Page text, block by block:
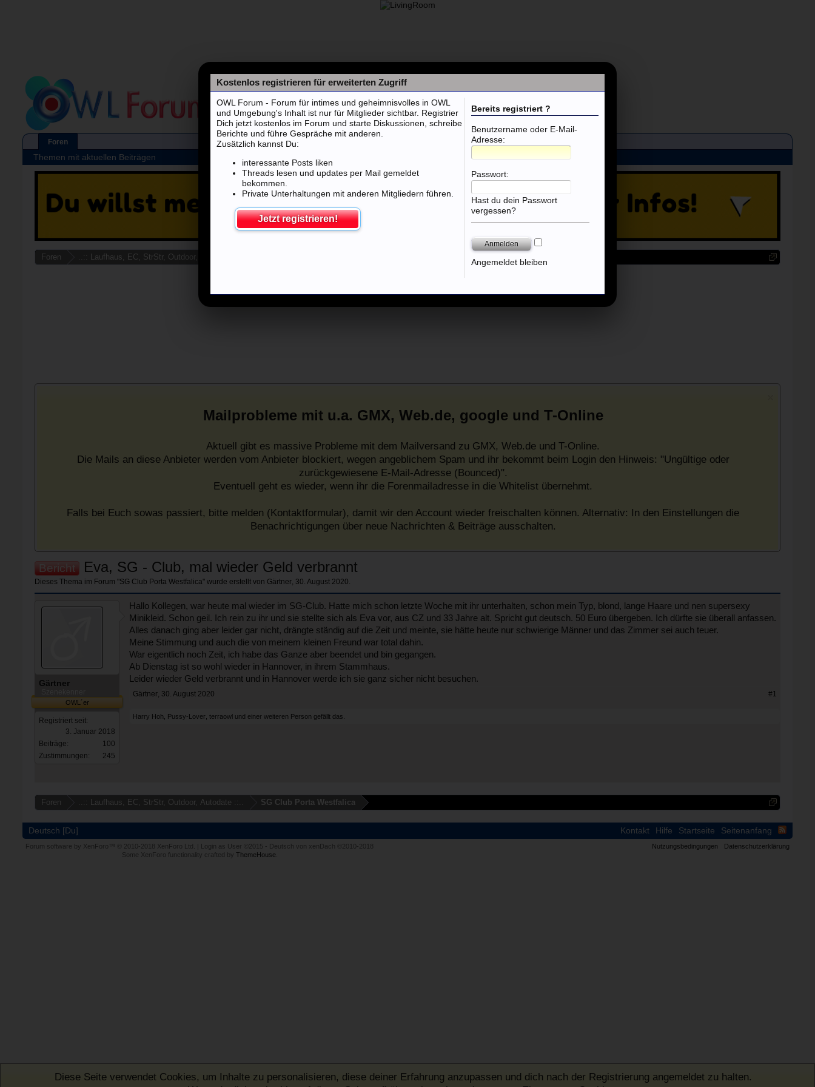
Foren ..:: Laufhaus, EC, StrStr, Outdoor, Autodate ::..
Mailprobleme mit u.a. GMX, Web.de, google und T-Online
Aktuell gibt es massive Probleme mit dem Mailversand zu GMX, Web.de und T-Online.
Die Mails an diese Anbieter werden vom Anbieter blockiert, wegen angeblichem Spam und ihr bekommt beim Login den Hinweis: "Ungültige oder
zurückgewiesene E-Mail-Adresse (Bounced)".
Eventuell geht es wieder, wenn ihr die Forenmailadresse in die Whitelist übernehmt.
Falls bei Euch sowas passiert, bitte melden (Kontaktformular), damit wir den Account wieder freischalten können. Alternativ: In den Einstellungen die
Benachrichtigungen über neue Nachrichten & Beiträge ausschalten.
Bericht Eva, SG - Club, mal wieder Geld verbrannt
Dieses Thema im Forum "SG Club Porta Westfalica" wurde erstellt von Gärtner 30. August 2020
Gärtner
OWL´er
Registriert seit:
3. Januar 2018
Beiträge:
100
Zustimmungen:
245
Hallo Kollegen, war heute mal wieder im SG-Club. Hatte mich schon letzte Woche mit ihr unterhalten, schon mein Typ, blond, lange Haare und nen supersexy
Minikleid. Schon geil. Ich rein zu ihr und sie stellte sich als Eva vor, aus CZ und 33 Jahre alt. Spricht gut deutsch. 50 Euro übergeben. Ich dürfte sie überall anfassen.
Alles danach ging aber leider gar nicht, drängte ständig auf die Zeit und meinte, sie hätte heute nur schwierige Männer und das Zimmer sei auch teuer.
Meine Stimmung und auch die von meinem kleinen Freund war total dahin.
War eigentlich noch Zeit, ich habe das Ganze aber beendet und bin gegangen.
Ab Dienstag ist so wohl wieder in Hannover, in ihrem Stammhaus.
Leider wieder Geld verbrannt und in Hannover werde ich sie ganz sicher nicht besuchen.
Gärtner 30. August 2020 #1
Harry Hoh Pussy-Lover terraowl und einer weiteren Person gefällt das.
Foren ..:: Laufhaus, EC, StrStr, Outdoor, Autodate ::.. SG Club Porta Westfalica
Foren
Themen mit aktuellen Beiträgen
Deutsch [Du] Kontakt Hilfe Startseite Seitenanfang
Nutzungsbedingungen Datenschutzerklärung
Forum software by XenForo™ © 2010-2018 XenForo Ltd. | Login as User ©2015 - Deutsch von xenDach
©2010-2018
Some XenForo functionality crafted by ThemeHouse
Diese Seite verwendet Cookies, um Inhalte zu personalisieren, diese deiner Erfahrung anzupassen und dich nach der Registrierung angemeldet zu halten.
Kostenlos registrieren für erweiterten Zugriff
Bereits registriert ?
Benutzername oder E-Mail-
Adresse:
Passwort:
Hast du dein Passwort
vergessen?
Angemeldet bleiben
OWL Forum - Forum für intimes und geheimnisvolles in OWL
und Umgebung's Inhalt ist nur für Mitglieder sichtbar. Registrier
Dich jetzt kostenlos im Forum und starte Diskussionen, schreibe
Berichte und führe Gespräche mit anderen.
Zusätzlich kannst Du:
interessante Posts liken
Threads lesen und updates per Mail gemeldet
bekommen.
Private Unterhaltungen mit anderen Mitgliedern führen.
Jetzt registrieren!